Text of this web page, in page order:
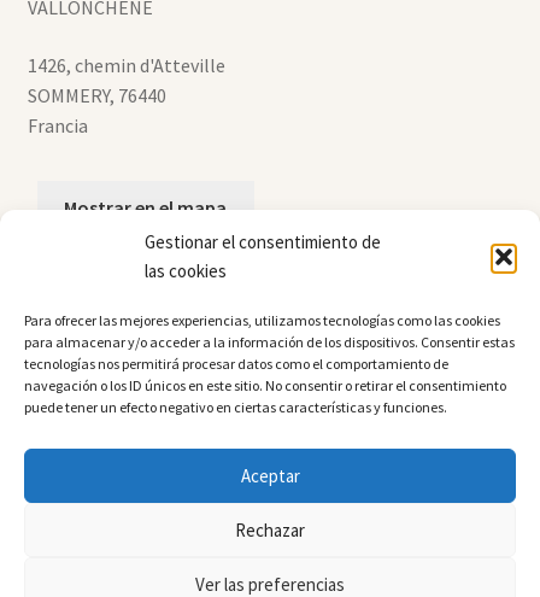
Gestionar el consentimiento de
las cookies
Para ofrecer las mejores experiencias, utilizamos tecnologías como las cookies
para almacenar y/o acceder a la información de los dispositivos. Consentir estas
tecnologías nos permitirá procesar datos como el comportamiento de
navegación o los ID únicos en este sitio. No consentir o retirar el consentimiento
puede tener un efecto negativo en ciertas características y funciones.
Aceptar
Rechazar
Ver las preferencias
VALLONCHENE
1426, chemin d'Atteville
SOMMERY, 76440
Francia
Mostrar en el mapa
Enviar un mensaje
© Vallonchêne 2024